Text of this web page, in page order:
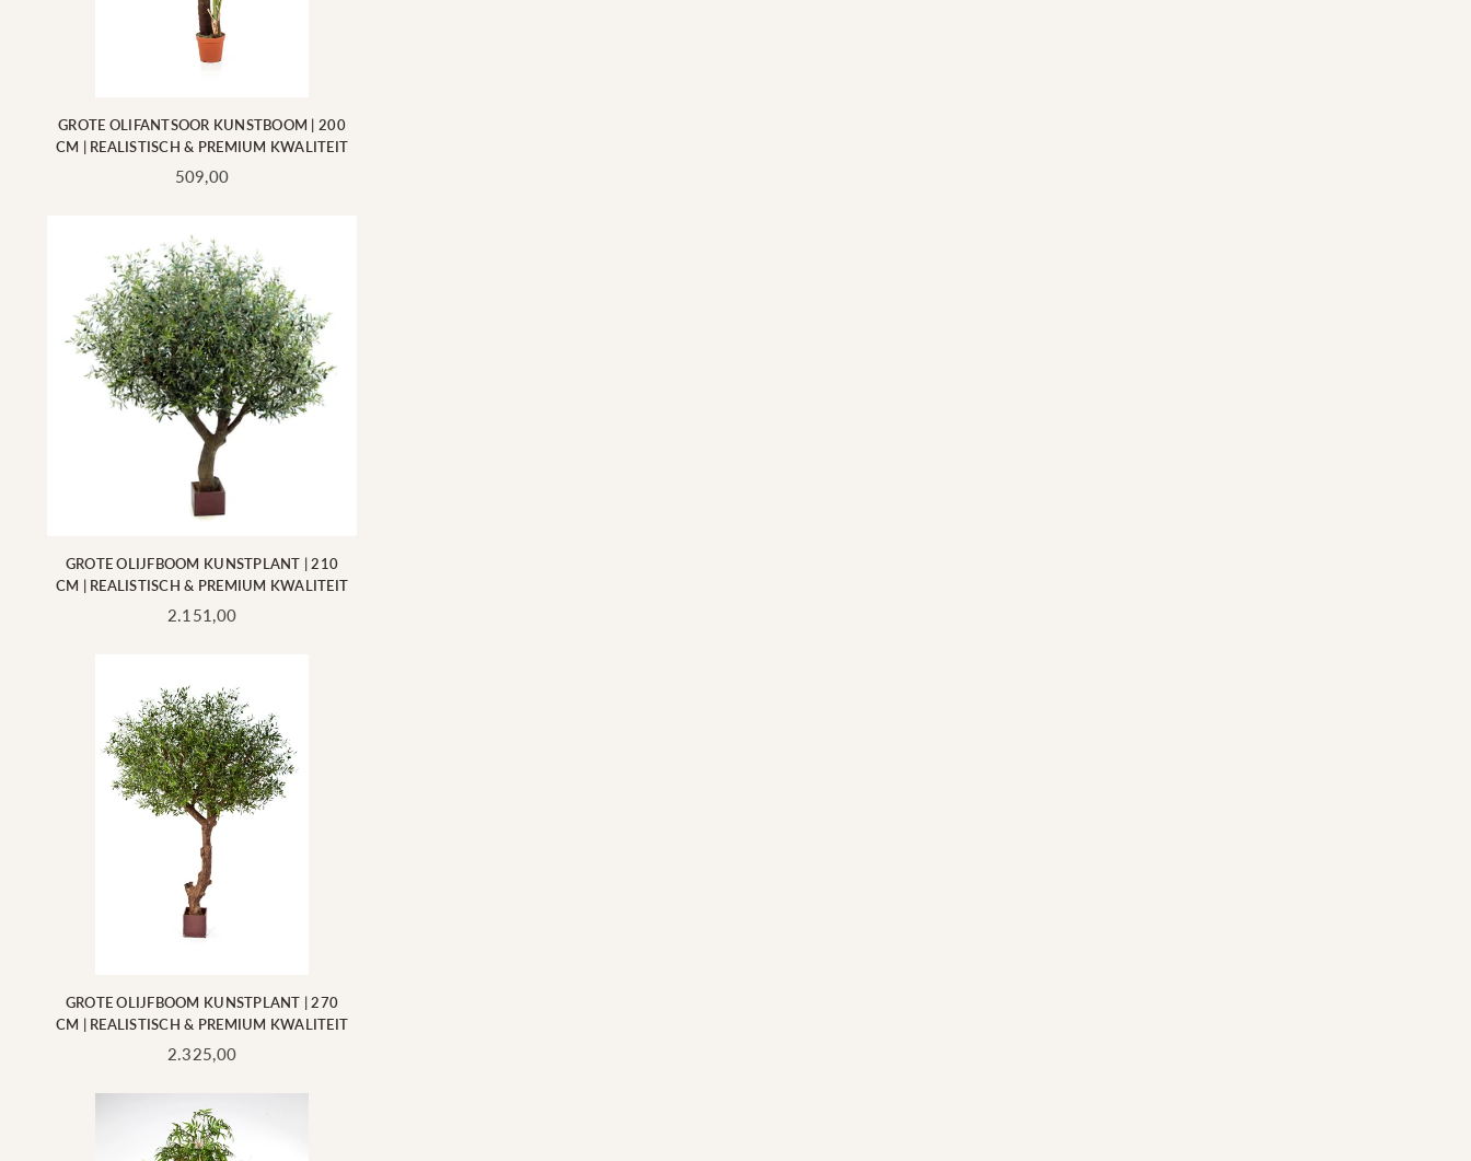
GROTE OLIFANTSOOR KUNSTBOOM | 200
CM | REALISTISCH & PREMIUM KWALITEIT
Standaard
509,00
GROTE OLIJFBOOM KUNSTPLANT | 210
CM | REALISTISCH & PREMIUM KWALITEIT
Standaard
2.151,00
GROTE OLIJFBOOM KUNSTPLANT | 270
CM | REALISTISCH & PREMIUM KWALITEIT
Standaard
2.325,00